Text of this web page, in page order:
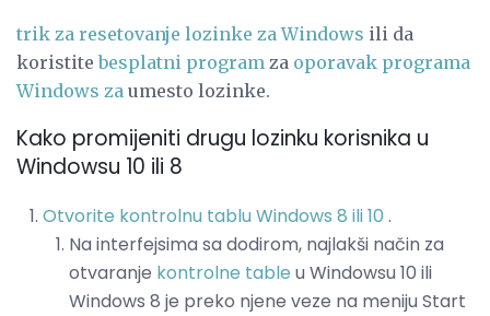
trik za resetovanje lozinke za Windows ili da
koristitebesplatni program za oporavak programa
Windows za umesto lozinke.
Kako promijeniti drugu lozinku korisnika u
Windowsu 10 ili 8
Otvorite kontrolnu tablu Windows 8 ili 10 .
Na interfejsima sa dodirom, najlakši način za
otvaranje kontrolne table u Windowsu 10 ili
Windows 8 je preko njene veze na meniju Start